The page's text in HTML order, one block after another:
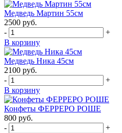
Медведь Мартин 55см
2500 руб.
-
+
В корзину
Медведь Ника 45см
2100 руб.
-
+
В корзину
Конфеты ФЕРРЕРО РОШЕ
800 руб.
-
+